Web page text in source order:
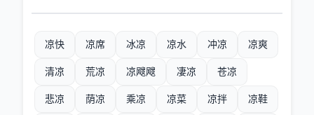
凉快 凉席 冰凉 凉水 冲凉 凉爽
清凉 荒凉 凉飕飕 凄凉 苍凉
悲凉 荫凉 乘凉 凉菜 凉拌 凉鞋